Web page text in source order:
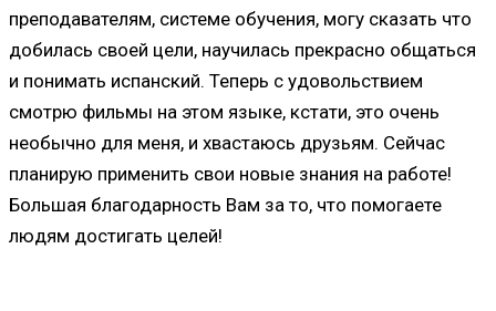
преподавателям, системе обучения, могу сказать что
добилась своей цели, научилась прекрасно общаться
и понимать испанский. Теперь с удовольствием
смотрю фильмы на этом языке, кстати, это очень
необычно для меня, и хвастаюсь друзьям. Сейчас
планирую применить свои новые знания на работе!
Большая благодарность Вам за то, что помогаете
людям достигать целей!